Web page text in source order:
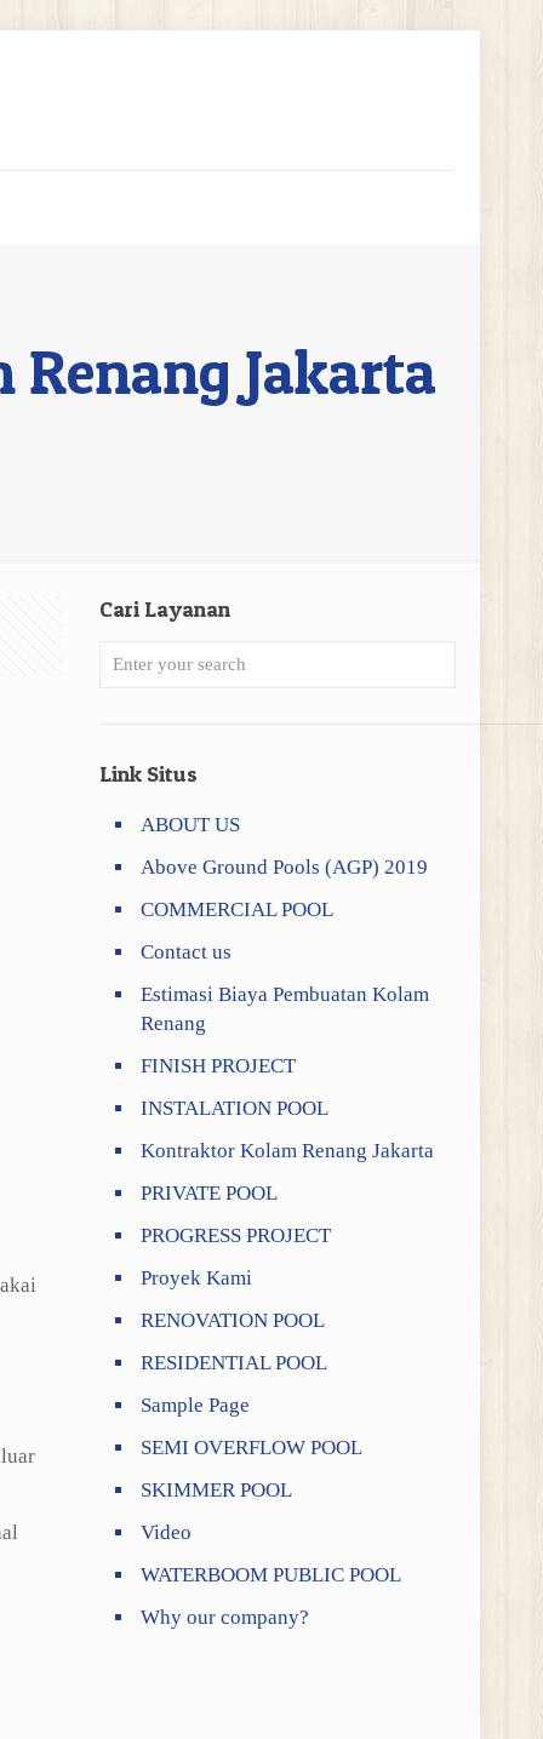
Renang Jakarta
Cari Layanan
Link Situs
ABOUT US
Above Ground Pools (AGP) 2019
COMMERCIAL POOL
Contact us
Estimasi Biaya Pembuatan Kolam
Renang
FINISH PROJECT
INSTALATION POOL
Kontraktor Kolam Renang Jakarta
PRIVATE POOL
PROGRESS PROJECT
Proyek Kami
RENOVATION POOL
RESIDENTIAL POOL
Sample Page
SEMI OVERFLOW POOL
SKIMMER POOL
Video
WATERBOOM PUBLIC POOL
Why our company?